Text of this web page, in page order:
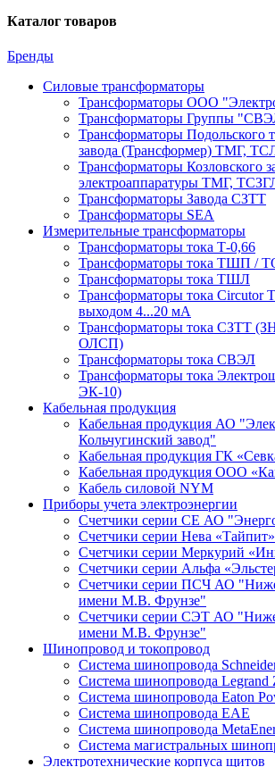
Каталог товаров
Бренды
Силовые трансформаторы
Трансформаторы ООО
Трансформаторы Группы
Трансформаторы Подольского
завода (Трансформер) ТМГ,
Трансформаторы Козловского
электроаппаратуры ТМГ,
Трансформаторы Завода СЗТТ
Трансформаторы SEA
Измерительные трансформаторы
Трансформаторы тока Т-0,66
Трансформаторы тока ТШП /
Трансформаторы тока ТШЛ
Трансформаторы тока Circutor
выходом 4...20 мА
Трансформаторы тока СЗТТ
ОЛСП)
Трансформаторы тока СВЭЛ
Трансформаторы тока
ЭК-10)
Кабельная продукция
Кабельная продукция АО
Кольчугинский завод"
Кабельная продукция ГК
Кабельная продукция ООО
Кабель силовой NYM
Приборы учета электроэнергии
Счетчики серии СЕ АО
Счетчики серии Нева «Тайпит»
Счетчики серии Меркурий
Счетчики серии Альфа
Счетчики серии ПСЧ АО
имени М.В. Фрунзе"
Счетчики серии СЭТ АО
имени М.В. Фрунзе"
Шинопровод и токопровод
Система шинопровода
Система шинопровода
Система шинопровода Eaton
Система шинопровода EAE
Система шинопровода
Система магистральных
Электротехнические корпуса щитов